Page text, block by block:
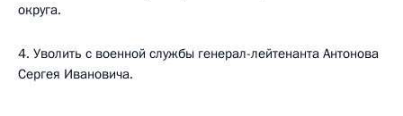
округа.
4. Уволить с военной службы генерал-лейтенанта Антонова
Сергея Ивановича.